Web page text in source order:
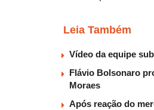
Leia Também
Vídeo da equipe
Flávio Bolsonaro
Moraes
Após reação do